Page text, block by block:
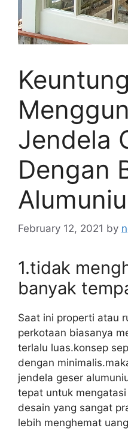
Jendela
Dengan
February 12, 2021 by
1.tidak
banyak
Saat ini properti atau
perkotaan biasanya
terlalu luas.konsep
dengan
jendela geser
tepat untuk
desain yang sangat
lebih menghemat